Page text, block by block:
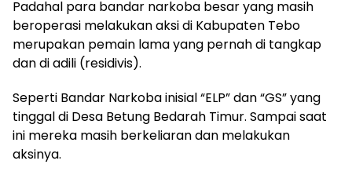
Padahal para bandar narkoba besar yang masih
beroperasi melakukan aksi di Kabupaten Tebo
merupakan pemain lama yang pernah di tangkap
dan di adili (residivis).
Seperti Bandar Narkoba inisial “ELP” dan “GS” yang
tinggal di Desa Betung Bedarah Timur. Sampai saat
ini mereka masih berkeliaran dan melakukan
aksinya.